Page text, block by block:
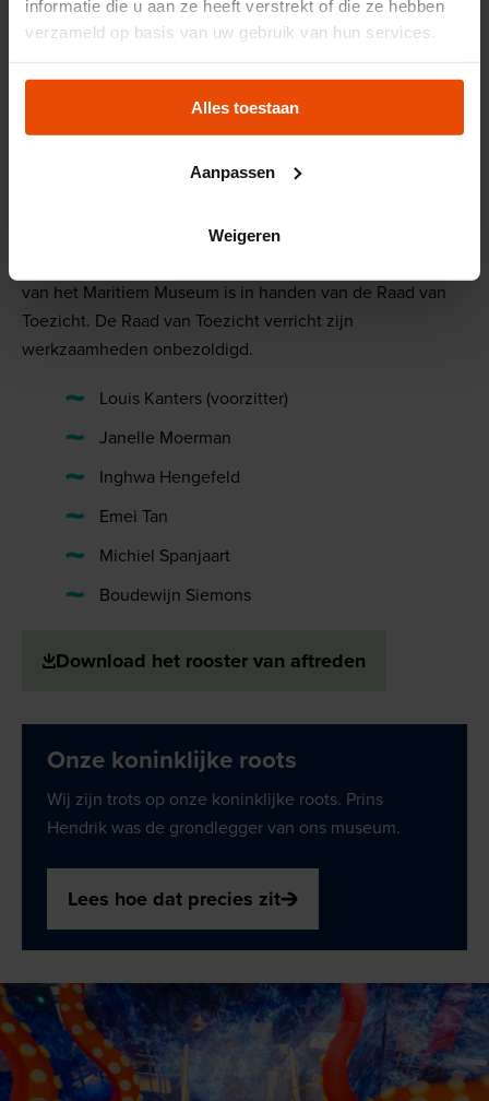
informatie die u aan ze heeft verstrekt of die ze hebben
verzameld op basis van uw gebruik van hun services.
Alles toestaan
Aanpassen
Weigeren
communicatie & development
Robert Anraad, hoofd collecties
Annemieke Buitendijk, hoofd human resources
Raad van toezicht
van het Maritiem Museum is in handen van de Raad van
Toezicht. De Raad van Toezicht verricht zijn
werkzaamheden onbezoldigd.
Louis Kanters (voorzitter)
Janelle Moerman
Inghwa Hengefeld
Emei Tan
Michiel Spanjaart
Boudewijn Siemons
Download het rooster van aftreden
Onze koninklijke roots
Wij zijn trots op onze koninklijke roots. Prins
Hendrik was de grondlegger van ons museum.
Lees hoe dat precies zit